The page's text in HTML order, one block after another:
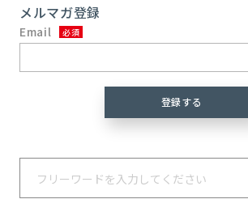
メルマガ登録
Email